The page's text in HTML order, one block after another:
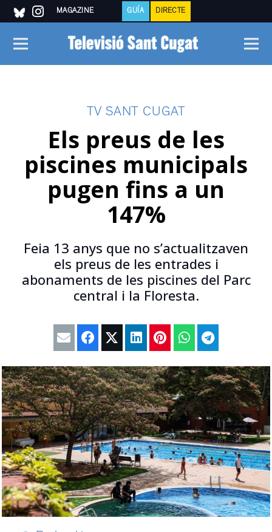
MAGAZINE GUÍA DIRECTE
TV SANT CUGAT
Els preus de les
piscines municipals
pugen fins a un
147%
Feia 13 anys que no s’actualitzaven
els preus de les entrades i
abonaments de les piscines del Parc
central i la Floresta.